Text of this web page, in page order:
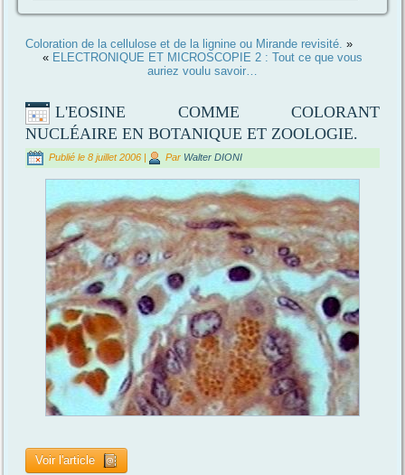
Coloration de la cellulose et de la lignine ou Mirande revisité. »
« ELECTRONIQUE ET MICROSCOPIE 2 : Tout ce que vous
auriez voulu savoir…
L'EOSINE COMME COLORANT
NUCLÉAIRE EN BOTANIQUE ET ZOOLOGIE.
Publié le 8 juillet 2006 Par Walter DIONI
Voir l'article